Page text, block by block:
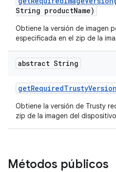
String productName)
Obtiene la versión de imagen
especificada en el zip de la
abstract String
getRequiredTrustyVersion
Obtiene la versión de Trusty
zip de la imagen del
Métodos públicos